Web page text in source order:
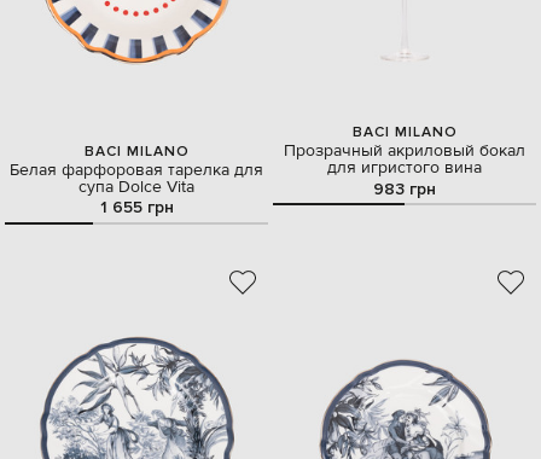
BACI MILANO
Белая фарфоровая тарелка для
супа Dolce Vita
1 655 грн
BACI MILANO
Прозрачный акриловый бокал
для игристого вина
983 грн